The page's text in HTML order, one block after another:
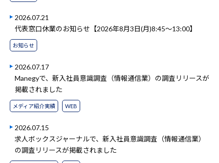
2026.07.21
代表窓口休業のお知らせ【2026年8月3日(月)8:45～13:00】
お知らせ
2026.07.17
Manegyで、新入社員意識調査（情報通信業）の調査リリースが
掲載されました
メディア紹介実績 WEB
2026.07.15
求人ボックスジャーナルで、新入社員意識調査（情報通信業）
の調査リリースが掲載されました